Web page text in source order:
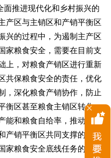
面推进现代化和乡村振兴的
产区与主销区和产销平衡区
兴的过程中，为遏制主产区
家粮食安全，需要在目前支
上，对粮食产销区进行重新
共保粮食安全的责任，优化
，深化粮食产销协作，防止
衡区甚至粮食主销区转化，
能和粮食自给率，推动形成
产销平衡区共同支撑的粮食
家粮食安全底线任务的同